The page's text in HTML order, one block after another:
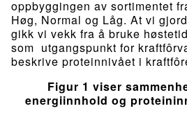
oppbyggingen av sortimentet
Høg, Normal og Låg. At vi
gikk vi vekk fra å bruke
som utgangspunkt for
beskrive proteinnivået i
Figur 1 viser
energiinnhold og